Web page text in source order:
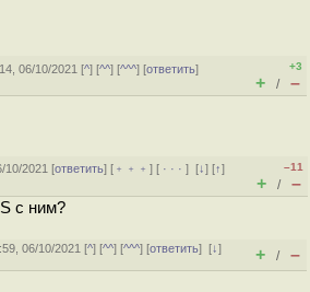
06/10/2021 [^] [^^] [^^^] [ответить]
+3
+ / –
10/2021 [ответить] [ ﹢﹢﹢] [ · · ·][↓] [↑]
–11
+ / –
с ним?
06/10/2021 [^] [^^] [^^^] [ответить][↓]
+ / –